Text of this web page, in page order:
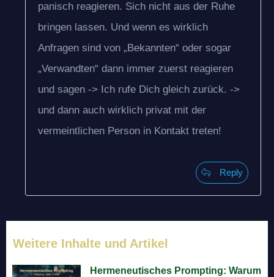
panisch reagieren. Sich nicht aus der Ruhe
bringen lassen. Und wenn es wirklich
Anfragen sind von „Bekannten“ oder sogar
„Verwandten“ dann immer zuerst reagieren
und sagen -> Ich rufe Dich gleich zurück. ->
und dann auch wirklich privat mit der
vermeintlichen Person in Kontakt treten!
Reply
Weitere Inhalte und Artikel
Hermeneutisches Prompting: Warum